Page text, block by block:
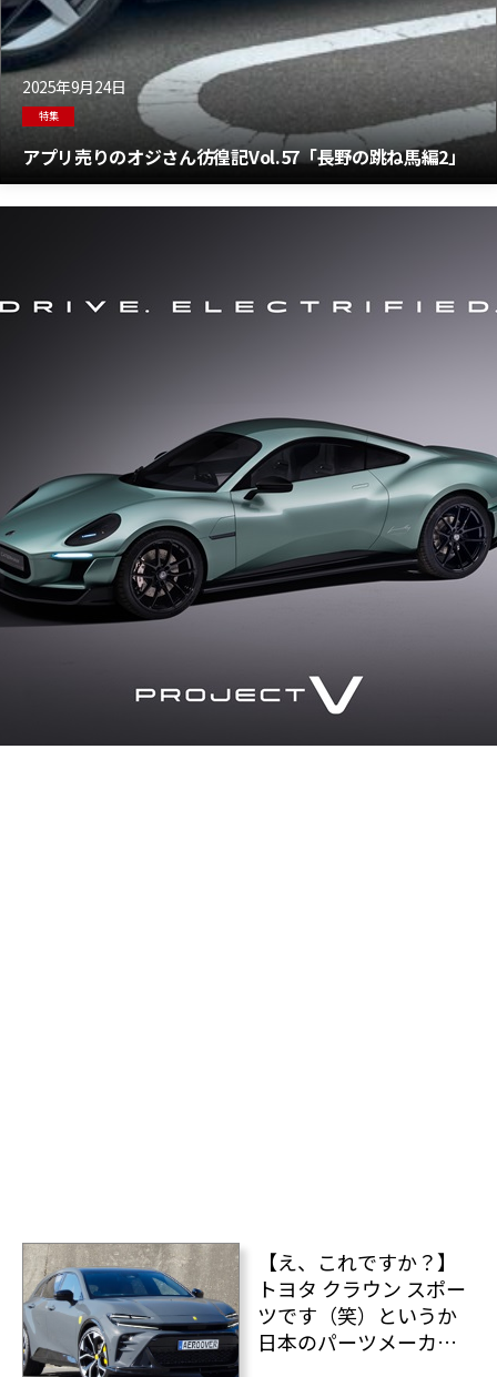
2025年9月24日
特集
アプリ売りのオジさん彷徨記Vol.57「長野の跳ね馬編2」
【え、これですか？】
トヨタ クラウン スポー
ツです（笑）というか
日本のパーツメーカー